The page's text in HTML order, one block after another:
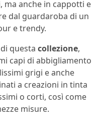
ma anche in cappotti e
dal guardaroba di un
e trendy.
questa collezione,
capi di abbigliamento
grigi e anche
a creazioni in tinta
o corti, così come
misure.